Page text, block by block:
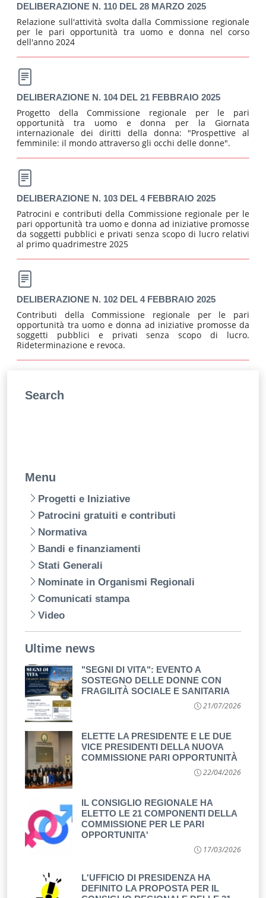
DELIBERAZIONE N. 110 DEL 28 MARZO 2025
Relazione sull'attività svolta dalla Commissione regionale
per le pari opportunità tra uomo e donna nel corso
dell'anno 2024
DELIBERAZIONE N. 104 DEL 21 FEBBRAIO 2025
Progetto della Commissione regionale per le pari
opportunità tra uomo e donna per la Giornata
internazionale dei diritti della donna: "Prospettive al
femminile: il mondo attraverso gli occhi delle donne".
DELIBERAZIONE N. 103 DEL 4 FEBBRAIO 2025
Patrocini e contributi della Commissione regionale per le
pari opportunità tra uomo e donna ad iniziative promosse
da soggetti pubblici e privati senza scopo di lucro relativi
al primo quadrimestre 2025
DELIBERAZIONE N. 102 DEL 4 FEBBRAIO 2025
Contributi della Commissione regionale per le pari
opportunità tra uomo e donna ad iniziative promosse da
soggetti pubblici e privati senza scopo di lucro.
Rideterminazione e revoca.
Search
Menu
Progetti e Iniziative
Patrocini gratuiti e contributi
Normativa
Bandi e finanziamenti
Stati Generali
Nominate in Organismi Regionali
Comunicati stampa
Video
Ultime news
"SEGNI DI VITA": EVENTO A
SOSTEGNO DELLE DONNE CON
FRAGILITÀ SOCIALE E SANITARIA
21/07/2026
ELETTE LA PRESIDENTE E LE DUE
VICE PRESIDENTI DELLA NUOVA
COMMISSIONE PARI OPPORTUNITÀ
22/04/2026
IL CONSIGLIO REGIONALE HA
ELETTO LE 21 COMPONENTI DELLA
COMMISSIONE PER LE PARI
OPPORTUNITA'
17/03/2026
L'UFFICIO DI PRESIDENZA HA
DEFINITO LA PROPOSTA PER IL